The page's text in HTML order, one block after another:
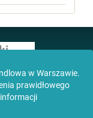
w Warszawie.
prawidłowego